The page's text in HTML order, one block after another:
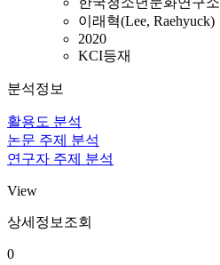
이래혁(Lee, Raehyuck)
2020
KCI등재
분석정보
활용도 분석
논문 주제 분석
연구자 주제 분석
View
상세정보조회
0